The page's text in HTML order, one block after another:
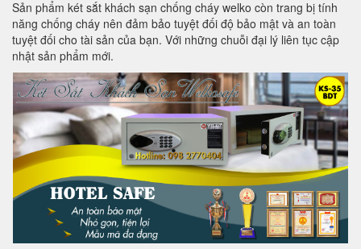
Sản phẩm két sắt khách sạn chống cháy welko còn trang bị tính
năng chống cháy nên đảm bảo tuyệt đối độ bảo mật và an toàn
tuyệt đối cho tài sản của bạn. Với những chuỗi đại lý liên tục cập
nhật sản phẩm mới.